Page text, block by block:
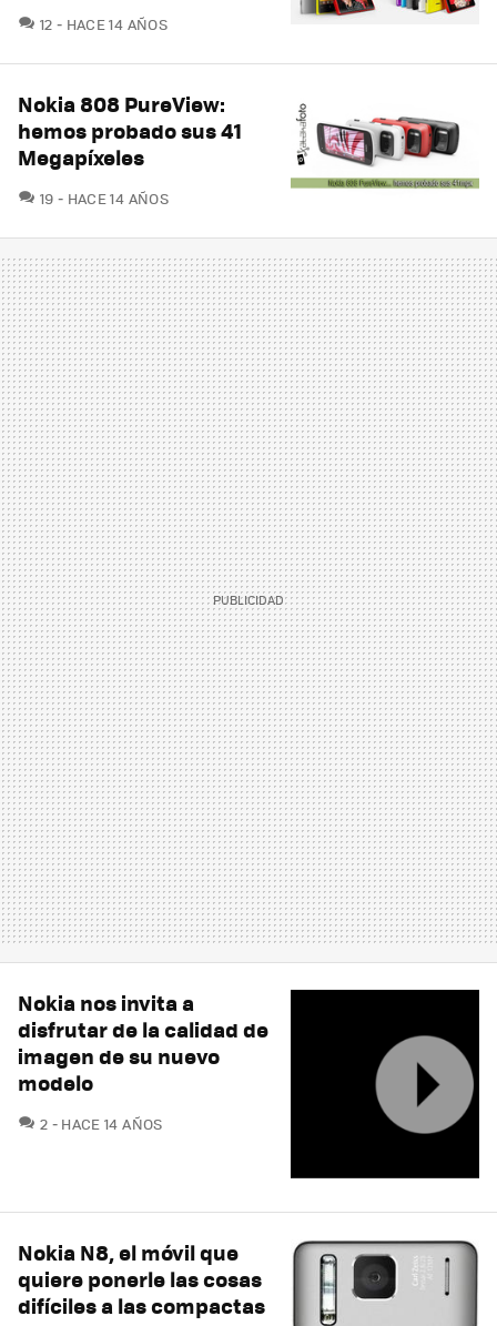
12 COMENTARIOS
HACE 14 AÑOS
Nokia 808 PureView:
hemos probado sus 41
Megapíxeles
19 COMENTARIOS
HACE 14 AÑOS
Nokia nos invita a
disfrutar de la calidad de
imagen de su nuevo
modelo
2 COMENTARIOS
HACE 14 AÑOS
Nokia N8, el móvil que
quiere ponerle las cosas
difíciles a las compactas